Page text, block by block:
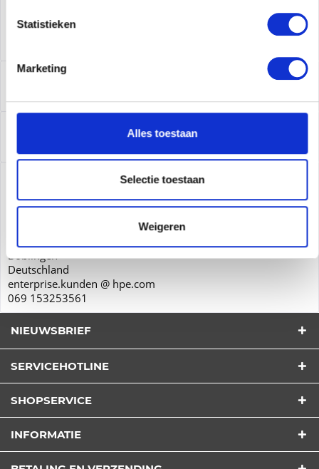
Statistieken
Marketing
Alles toestaan
Selectie toestaan
Weigeren
Ik heb hetPrivacy Beleidgelezen begrijpen en
overeenkomen*
Velden met * zijn verplichte velden
512735-001 | Produktinformationen Produktbeschreibung
Leasing
Hewlett-Packard GmbH
Herrenberger Str. 140
Böblingen
Deutschland
enterprise.kunden @ hpe.com
069 153253561
NIEUWSBRIEF
SERVICEHOTLINE
SHOPSERVICE
INFORMATIE